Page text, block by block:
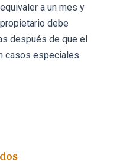
a un mes y
debe
después de que el
casos especiales.